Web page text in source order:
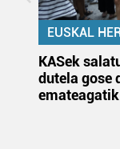
EUSKAL
KASek
dutela gose
emateagatik